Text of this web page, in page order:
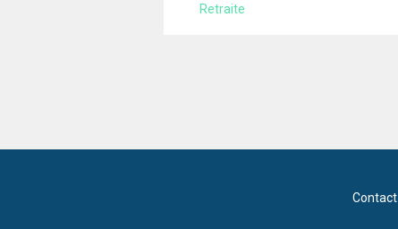
Retraite
Contact